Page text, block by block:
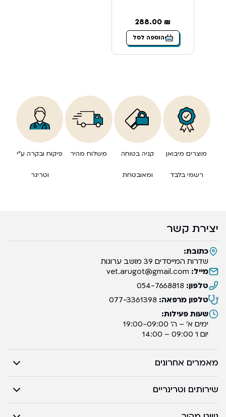
288.00 ₪
הוספה לסל
מוצרים מיבואן
רשמי בלבד
קניה בטוחה
ומאובטחת
משלוח מהיר פיקוח ובקרה ע”י
וטרינר
יצירת קשר
כתובת:
שדרות המייסדים 39 מושב ערוגות
מייל: vet.arugot@gmail.com
טלפון: 054-7668818
טלפון מרפאה: 077-3361398
שעות פעילות:
ימים א’ – ה’ 19:00-09:00
יום ו’ 09:00 – 14:00
מאמרים אחרונים
שירותים וטרינריים